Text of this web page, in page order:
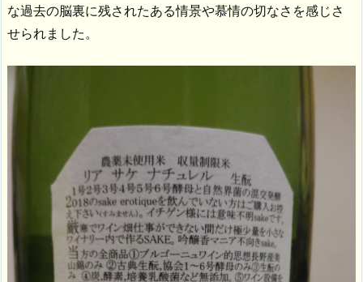
な過去の脳裏に残されたある情景や慕情の切なさを感じさ
せられました。